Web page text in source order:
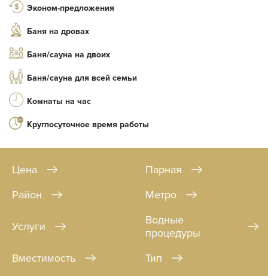
Эконом-предложения
Баня на дровах
Баня/сауна на двоих
Баня/сауна для всей семьи
Комнаты на час
Круглосуточное время работы
Цена
Парная
Район
Метро
Услуги
Водные
процедуры
Вместимость
Тип